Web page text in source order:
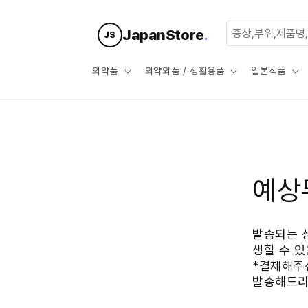
JS JapanStore.
의약품 의약외품 / 생활용품 일본식품
예
발송되는
생할 수
*결제해주
발송해드